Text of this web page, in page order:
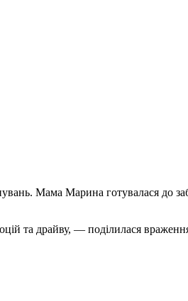
Мама Марина готувалася до
та драйву, — поділилася